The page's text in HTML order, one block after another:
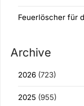
Feuerlöscher für
Archive
2026 (723)
2025 (955)